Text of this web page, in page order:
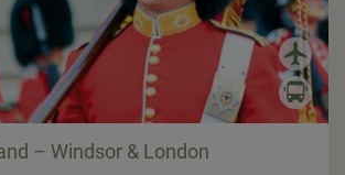
– Windsor & London